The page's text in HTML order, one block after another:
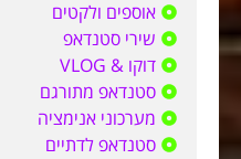
אוספים ולקטים
שירי סטנדאפ
דוקו & VLOG
סטנדאפ מתורגם
מערכוני אנימציה
סטנדאפ לדתיים